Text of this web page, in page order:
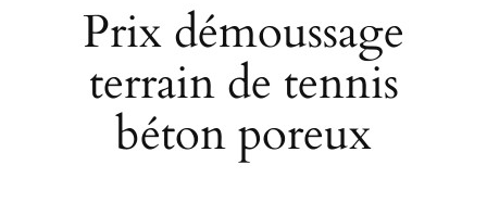
Prix démoussage
terrain de tennis
béton poreux